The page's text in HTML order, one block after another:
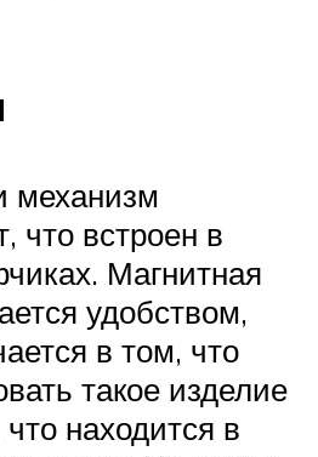
механизм
что встроен в
Магнитная
удобством,
в том, что
такое изделие
находится в